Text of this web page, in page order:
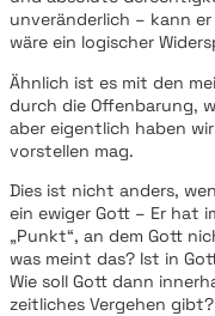
unveränderlich – kann
wäre ein logischer
Ähnlich ist es mit den
durch die Offenbarung,
aber eigentlich haben
vorstellen mag.
Dies ist nicht anders,
ein ewiger Gott – Er hat
„Punkt“, an dem Gott
was meint das? Ist in
Wie soll Gott dann
zeitliches Vergehen